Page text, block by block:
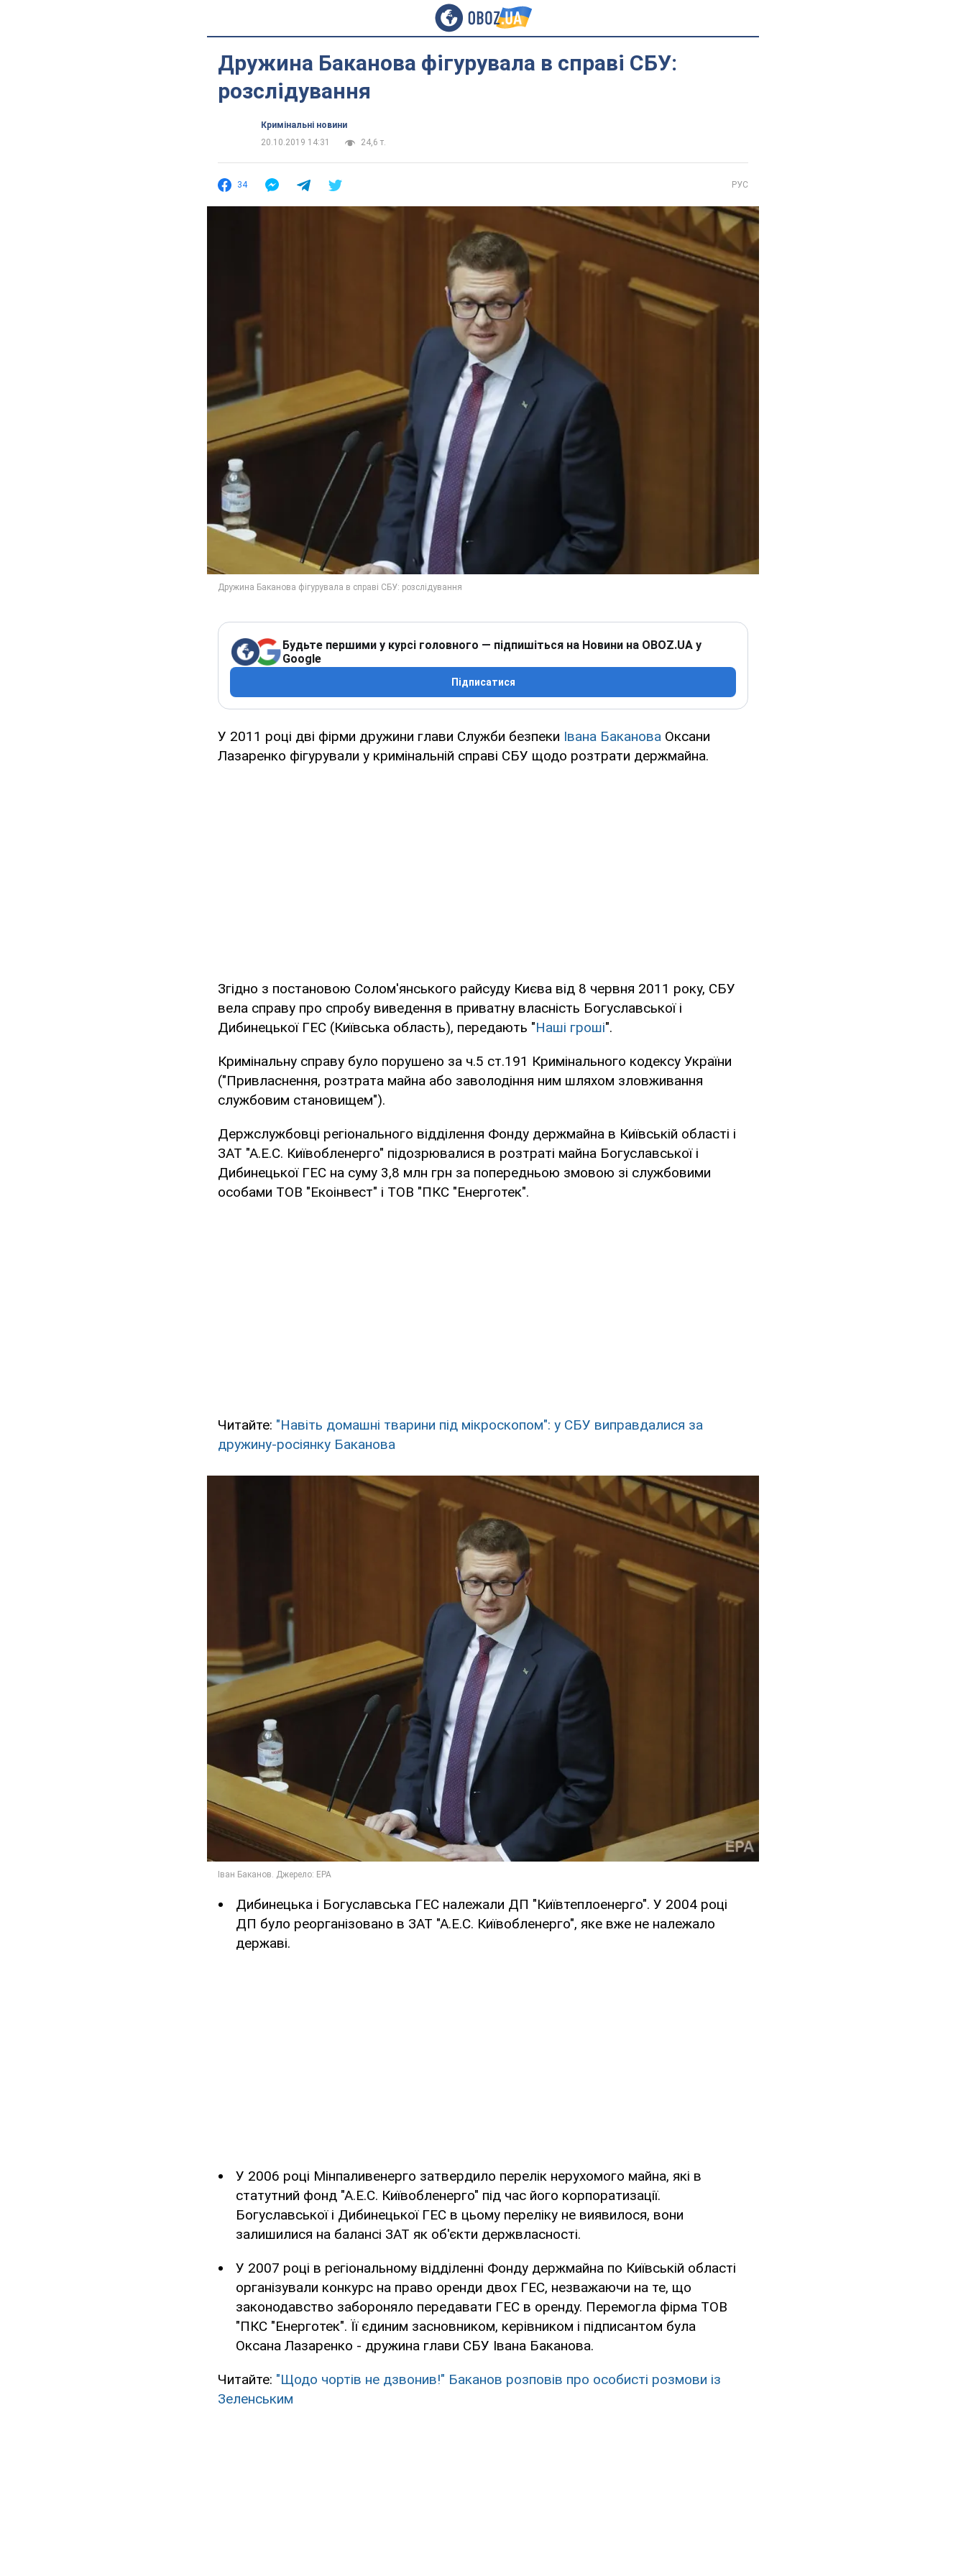
Дружина Баканова фігурувала в справі СБУ:
розслідування
Кримінальні новини
20.10.2019 14:31
24,6 т.
34 РУС
Будьте першими у курсі головного — підпишіться на Новини на OBOZ.UA у
Google
Підписатися
У 2011 році дві фірми дружини глави Служби безпеки Івана Баканова Оксани
Лазаренко фігурували у кримінальній справі СБУ щодо розтрати держмайна.
Згідно з постановою Солом'янського райсуду Києва від 8 червня 2011 року, СБУ
вела справу про спробу виведення в приватну власність Богуславської і
Дибинецької ГЕС (Київська область), передають "Наші гроші".
Кримінальну справу було порушено за ч.5 ст.191 Кримінального кодексу України
("Привласнення, розтрата майна або заволодіння ним шляхом зловживання
службовим становищем").
Держслужбовці регіонального відділення Фонду держмайна в Київській області і
ЗАТ "А.Е.С. Київобленерго" підозрювалися в розтраті майна Богуславської і
Дибинецької ГЕС на суму 3,8 млн грн за попередньою змовою зі службовими
особами ТОВ "Екоінвест" і ТОВ "ПКС "Енерготек".
Читайте: "Навіть домашні тварини під мікроскопом": у СБУ виправдалися за
дружину-росіянку Баканова
Дибинецька і Богуславська ГЕС належали ДП "Київтеплоенерго". У 2004 році
ДП було реорганізовано в ЗАТ "А.Е.С. Київобленерго", яке вже не належало
державі.
У 2006 році Мінпаливенерго затвердило перелік нерухомого майна, які в
статутний фонд "А.Е.С. Київобленерго" під час його корпоратизації.
Богуславської і Дибинецької ГЕС в цьому переліку не виявилося, вони
залишилися на балансі ЗАТ як об'єкти держвласності.
У 2007 році в регіональному відділенні Фонду держмайна по Київській області
організували конкурс на право оренди двох ГЕС, незважаючи на те, що
законодавство забороняло передавати ГЕС в оренду. Перемогла фірма ТОВ
"ПКС "Енерготек". Її єдиним засновником, керівником і підписантом була
Оксана Лазаренко - дружина глави СБУ Івана Баканова.
Читайте: "Щодо чортів не дзвонив!" Баканов розповів про особисті розмови із
Зеленським